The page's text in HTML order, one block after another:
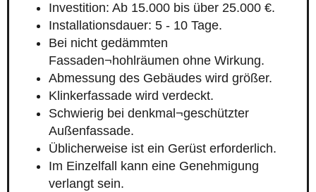
Investition: Ab 15.000 bis über 25.000 €.
Installationsdauer: 5 - 10 Tage.
Bei nicht gedämmten
Fassaden¬hohlräumen ohne Wirkung.
Abmessung des Gebäudes wird größer.
Klinkerfassade wird verdeckt.
Schwierig bei denkmal¬geschützter
Außenfassade.
Üblicherweise ist ein Gerüst erforderlich.
Im Einzelfall kann eine Genehmigung
verlangt sein.